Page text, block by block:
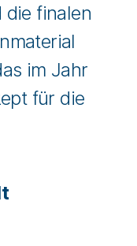
die finalen
im Jahr
für die